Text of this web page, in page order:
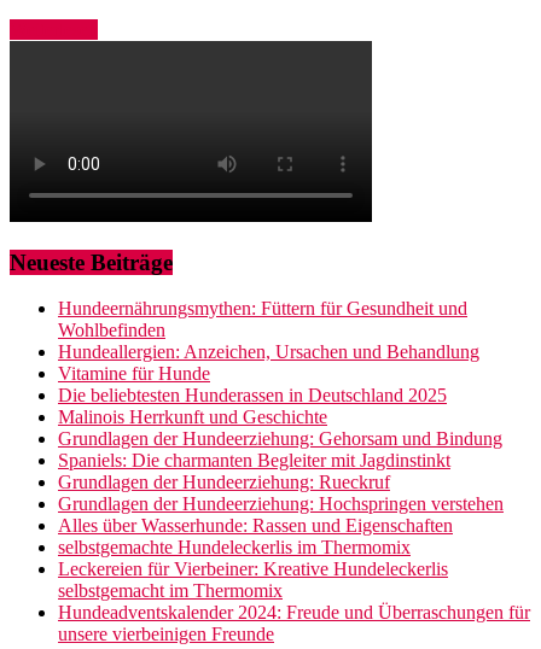
Neueste Beiträge
Hundeernährungsmythen: Füttern für Gesundheit und
Wohlbefinden
Hundeallergien: Anzeichen, Ursachen und Behandlung
Vitamine für Hunde
Die beliebtesten Hunderassen in Deutschland 2025
Malinois Herrkunft und Geschichte
Grundlagen der Hundeerziehung: Gehorsam und Bindung
Spaniels: Die charmanten Begleiter mit Jagdinstinkt
Grundlagen der Hundeerziehung: Rueckruf
Grundlagen der Hundeerziehung: Hochspringen verstehen
Alles über Wasserhunde: Rassen und Eigenschaften
selbstgemachte Hundeleckerlis im Thermomix
Leckereien für Vierbeiner: Kreative Hundeleckerlis
selbstgemacht im Thermomix
Hundeadventskalender 2024: Freude und Überraschungen für
unsere vierbeinigen Freunde